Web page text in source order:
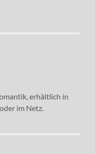
erhältlich in
im Netz.